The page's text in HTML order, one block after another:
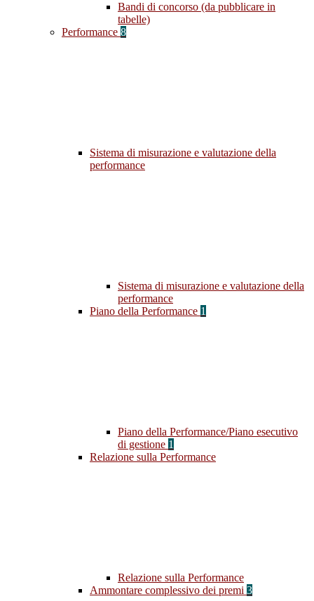
Bandi di concorso (da pubblicare in
tabelle)
Performance 8
Sistema di misurazione e valutazione della
performance
Sistema di misurazione e valutazione della
performance
Piano della Performance 1
Piano della Performance/Piano esecutivo
di gestione 1
Relazione sulla Performance
Relazione sulla Performance
Ammontare complessivo dei premi 3